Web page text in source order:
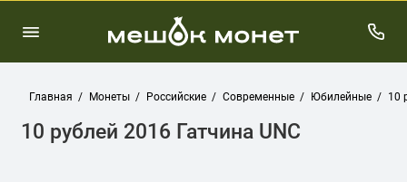
Главная Монеты Российские Современные Юбилейные 10
10 рублей 2016 Гатчина UNC